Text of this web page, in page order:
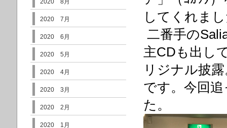
してくれま
二番手の
主CDも出し
リジナル披
です。今回
た。
2020 8月
2020 7月
2020 6月
2020 5月
2020 4月
2020 3月
2020 2月
2020 1月